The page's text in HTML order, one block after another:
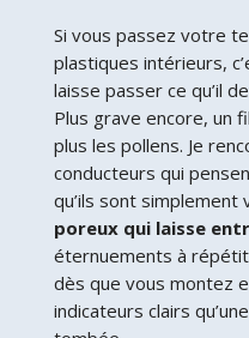
Si vous passez votre
plastiques intérieurs,
laisse passer ce qu’il
Plus grave encore, un
plus les pollens. Je
conducteurs qui
qu’ils sont simplement
poreux qui laisse
éternuements à
dès que vous montez
indicateurs clairs